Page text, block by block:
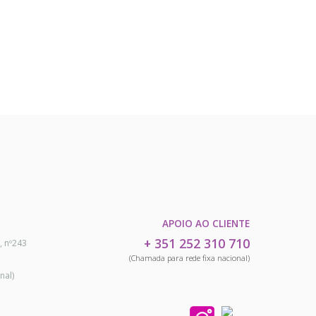
APOIO AO CLIENTE
+ 351 252 310 710
(Chamada para rede fixa nacional)